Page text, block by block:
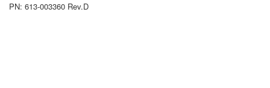
PN: 613-003360 Rev.D